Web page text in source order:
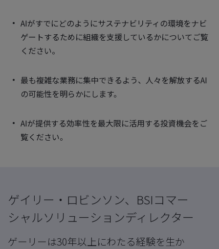
AIがすでにどのようにサステナビリティの環境をナビ
ゲートするために組織を支援しているかについてご覧
ください。
最も複雑な業務に集中できるよう、人々を解放するAI
の可能性を明らかにします。
AIが提供する効率性を最大限に活用する投資機会をご
覧ください。
ゲイリー・ロビンソン、BSIコマー
シャルソリューションディレクター
ゲーリーは30年以上にわたる経験を生か